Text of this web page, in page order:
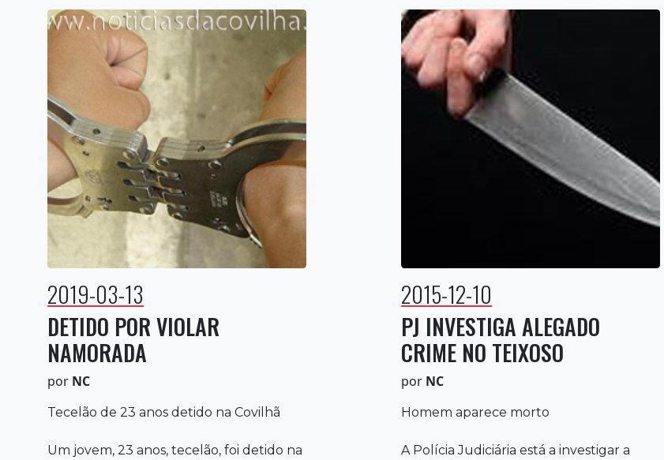
2019-03-13
DETIDO POR VIOLAR
NAMORADA
por NC
Tecelão de 23 anos detido na Covilhã
Um jovem, 23 anos, tecelão, foi detido na
2015-12-10
PJ INVESTIGA ALEGADO
CRIME NO TEIXOSO
por NC
Homem aparece morto
A Polícia Judiciária está a investigar a